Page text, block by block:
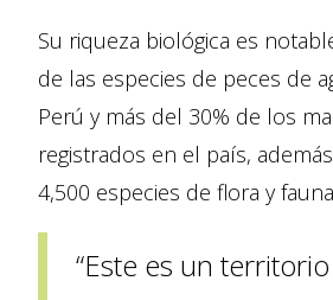
Su riqueza biológica es
de las especies de peces de
Perú y más del 30% de los
registrados en el país,
4,500 especies de flora y
Este es un